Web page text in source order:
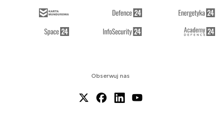
Obserwuj nas